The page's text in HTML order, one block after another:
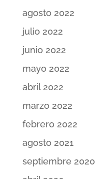
agosto 2022
julio 2022
junio 2022
mayo 2022
abril 2022
marzo 2022
febrero 2022
agosto 2021
septiembre 2020